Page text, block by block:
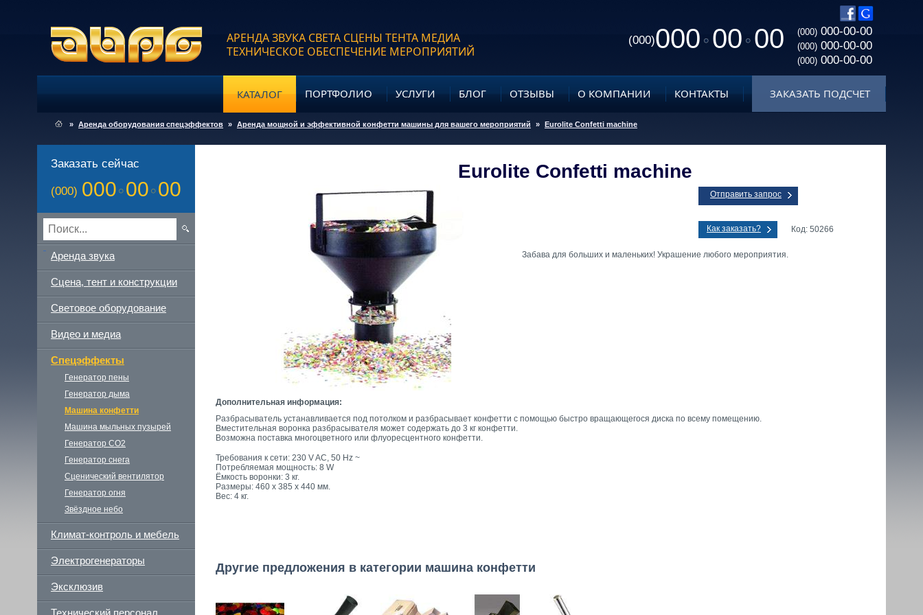
АРЕНДА ЗВУКА СВЕТА СЦЕНЫ ТЕНТА МЕДИА
ТЕХНИЧЕСКОЕ ОБЕСПЕЧЕНИЕ МЕРОПРИЯТИЙ
(000)000 00 00 (000) 000-00-00
(000) 000-00-00
(000) 000-00-00
КАТАЛОГ ПОРТФОЛИО УСЛУГИ БЛОГ ОТЗЫВЫ О КОМПАНИИ КОНТАКТЫ ЗАКАЗАТЬ ПОДСЧЕТ
» Аренда оборудования спецэффектов » Аренда мощной и эффективной конфетти машины для вашего мероприятий » Eurolite Confetti machine
Заказать сейчас
(000) 000 00 00
Аренда звука
Сцена, тент и конструкции
Световое оборудование
Видео и медиа
Спецэффекты
Генератор пены
Генератор дыма
Машина конфетти
Машина мыльных пузырей
Генератор СО2
Генератор снега
Сценический вентилятор
Генератор огня
Звёздное небо
Климат-контроль и мебель
Электрогенераторы
Эксклюзив
Технический персонал
Eurolite Confetti machine
Отправить запрос
Как заказать? Код: 50266
Забава для больших и маленьких! Украшение любого мероприятия.
Дополнительная информация:
Разбрасыватель устанавливается под потолком и разбрасывает конфетти с помощью быстро вращающегося диска по всему помещению.
Вместительная воронка разбрасывателя может содержать до 3 кг конфетти.
Возможна поставка многоцветного или флуоресцентного конфетти.
Требования к сети: 230 V AC, 50 Hz ~
Потребляемая мощность: 8 W
Ёмкость воронки: 3 кг.
Размеры: 460 x 385 x 440 мм.
Вес: 4 кг.
Другие предложения в категории машина конфетти